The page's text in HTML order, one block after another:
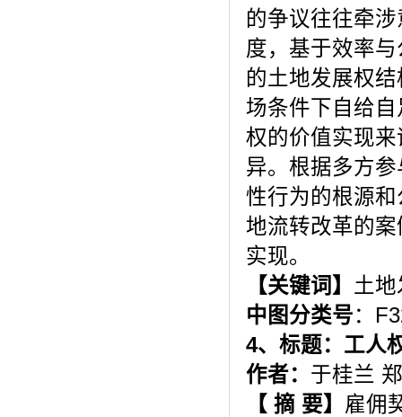
的争议往往牵
度，基于效率
的土地发展权
场条件下自给
权的价值实现
异。根据多方
性行为的根源
地流转改革的
实现。
【关键词 】 土
中图分类号：
4、标题：工人
作者： 于桂兰
【 摘 要】 雇佣